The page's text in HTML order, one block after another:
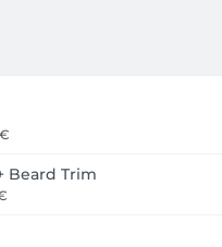
Beard Trim